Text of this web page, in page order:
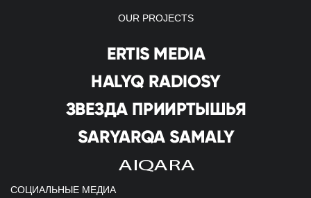
OUR PROJECTS
СОЦИАЛЬНЫЕ МЕДИА